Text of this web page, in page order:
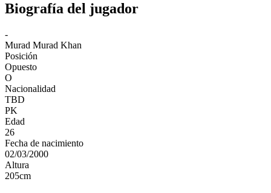
Biografía del jugador
-
Murad Murad Khan
Posición
Opuesto
O
Nacionalidad
TBD
PK
Edad
26
Fecha de nacimiento
02/03/2000
Altura
205cm